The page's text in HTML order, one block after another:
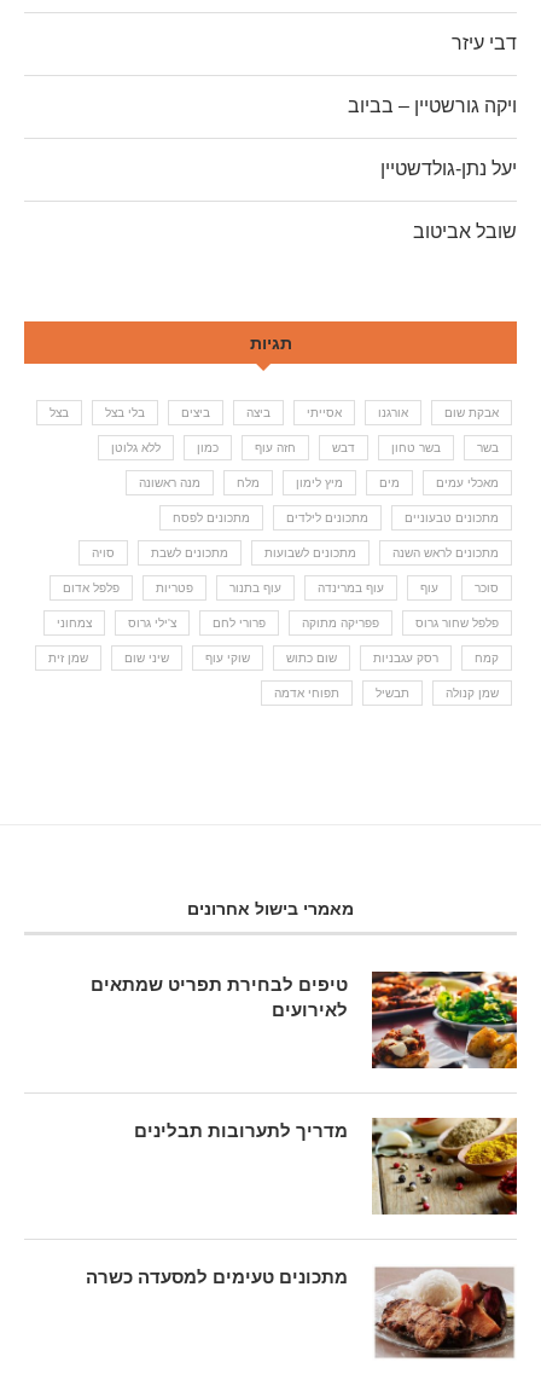
דבי עיזר
ויקה גורשטיין – בביוב
יעל נתן-גולדשטיין
שובל אביטוב
תגיות
אבקת שום אורגנו אסייתי ביצה ביצים בלי בצל בצל
בשר בשר טחון דבש חזה עוף כמון ללא גלוטן
מאכלי עמים מים מיץ לימון מלח מנה ראשונה
מתכונים טבעוניים מתכונים לילדים מתכונים לפסח
מתכונים לראש השנה מתכונים לשבועות מתכונים לשבת סויה
סוכר עוף עוף במרינדה עוף בתנור פטריות פלפל אדום
פלפל שחור גרוס פפריקה מתוקה פרורי לחם צ'ילי גרוס צמחוני
קמח רסק עגבניות שום כתוש שוקי עוף שיני שום שמן זית
שמן קנולה תבשיל תפוחי אדמה
מאמרי בישול אחרונים
טיפים לבחירת תפריט שמתאים
לאירועים
מדריך לתערובות תבלינים
מתכונים טעימים למסעדה כשרה